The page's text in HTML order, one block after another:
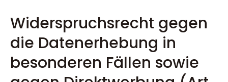
Widerspruchsrecht gegen
die Datenerhebung in
besonderen Fällen sowie